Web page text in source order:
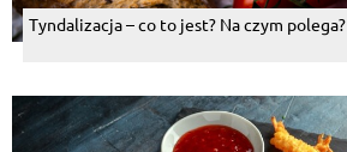
Tyndalizacja – co to jest? Na czym polega?